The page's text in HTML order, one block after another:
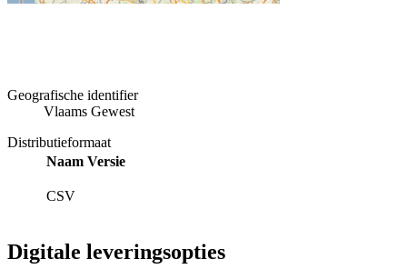
Geografische identifier
Vlaams Gewest
Distributieformaat
Naam Versie
CSV
Digitale leveringsopties